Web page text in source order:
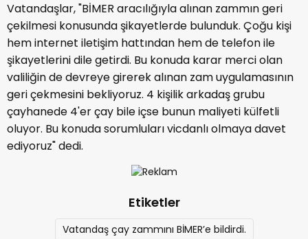
Vatandaşlar, "BİMER aracılığıyla alınan zammın geri
çekilmesi konusunda şikayetlerde bulunduk. Çoğu kişi
hem internet iletişim hattından hem de telefon ile
şikayetlerini dile getirdi. Bu konuda karar merci olan
valiliğin de devreye girerek alınan zam uygulamasının
geri çekmesini bekliyoruz. 4 kişilik arkadaş grubu
çayhanede 4'er çay bile içse bunun maliyeti külfetli
oluyor. Bu konuda sorumluları vicdanlı olmaya davet
ediyoruz" dedi.
Etiketler
Vatandaş çay zammını BİMER’e bildirdi.